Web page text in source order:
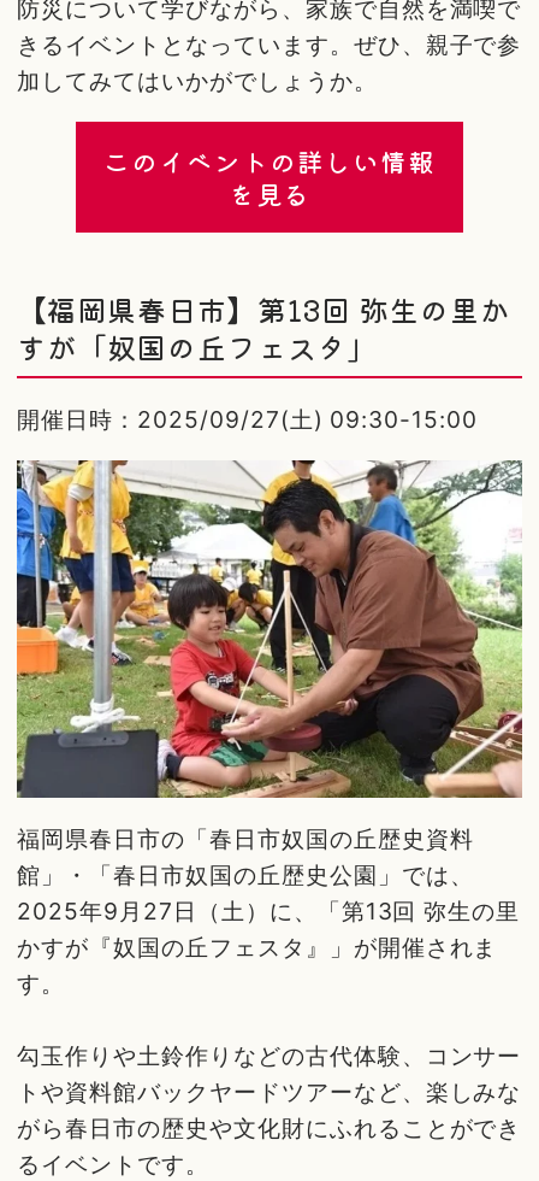
防災について学びながら、家族で自然を満喫で
きるイベントとなっています。ぜひ、親子で参
加してみてはいかがでしょうか。
このイベントの詳しい情報
を見る
【福岡県春日市】第13回 弥生の里か
すが「奴国の丘フェスタ」
開催日時：2025/09/27(土) 09:30-15:00
福岡県春日市の「春日市奴国の丘歴史資料
館」・「春日市奴国の丘歴史公園」では、
2025年9月27日（土）に、「第13回 弥生の里
かすが『奴国の丘フェスタ』」が開催されま
す。
勾玉作りや土鈴作りなどの古代体験、コンサー
トや資料館バックヤードツアーなど、楽しみな
がら春日市の歴史や文化財にふれることができ
るイベントです。